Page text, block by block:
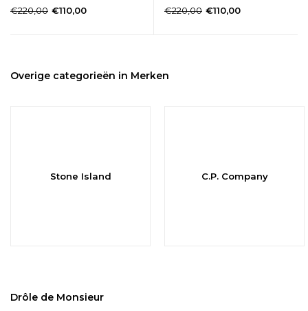
€220,00 €110,00
€220,00 €110,00
Overige categorieën in Merken
Stone Island C.P. Company
Drôle de Monsieur